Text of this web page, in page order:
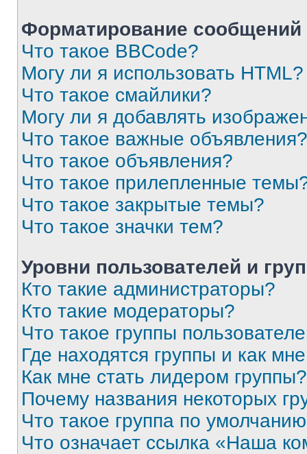
Форматирование
Что такое BBCode?
Могу ли я использовать HTML?
Что такое смайлики?
Могу ли я добавлять
Что такое важные объявления?
Что такое объявления?
Что такое прилепленные
Что такое закрытые темы?
Что такое значки тем?
Уровни пользователей и
Кто такие администраторы?
Кто такие модераторы?
Что такое группы
Где находятся группы и как
Как мне стать лидером группы?
Почему названия некоторых
Что такое группа по
Что означает ссылка «Наша